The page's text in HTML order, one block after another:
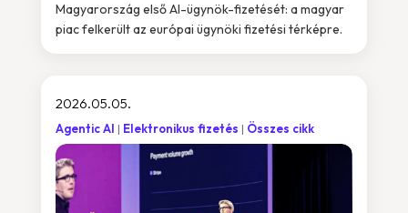
Magyarország első AI-ügynök-fizetését: a magyar
piac felkerült az európai ügynöki fizetési térképre.
2026.05.05.
Agentic AI Elektronikus fizetés Összes cikk